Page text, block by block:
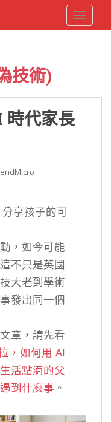
技術)
時代家長
享孩子的可
，如今可能
不只是英國
大老到學術
發出同一個
章，請先看
，如何用 AI
活點滴的父
到什麼事 。